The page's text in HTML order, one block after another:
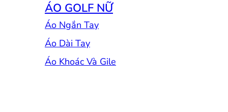
ÁO GOLF NỮ
Áo Ngắn Tay
Áo Dài Tay
Áo Khoác Và Gile